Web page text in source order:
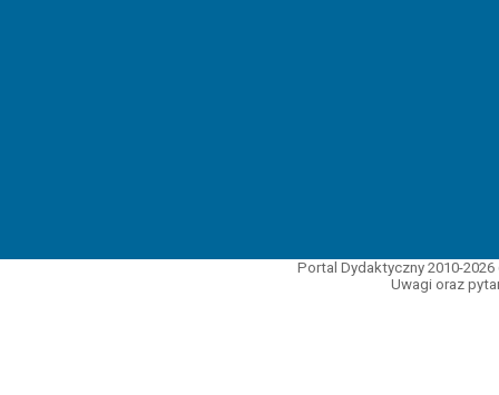
Portal Dydaktyczny 2010-
Uwagi oraz